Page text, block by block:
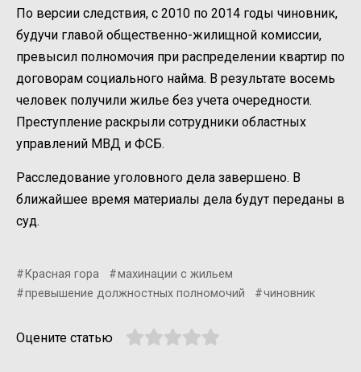
По версии следствия, с 2010 по 2014 годы чиновник,
будучи главой общественно-жилищной комиссии,
превысил полномочия при распределении квартир по
договорам социального найма. В результате восемь
человек получили жилье без учета очередности.
Преступление раскрыли сотрудники областных
управлений МВД и ФСБ.
Расследование уголовного дела завершено. В
ближайшее время материалы дела будут переданы в
суд.
Красная гора
махинации с жильем
превышение должностных полномочий
чиновник
Оцените статью